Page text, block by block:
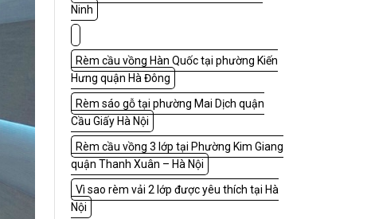
Ninh
Rèm cầu vồng Hàn Quốc tại phường Kiến
Hưng quận Hà Đông
Rèm sáo gỗ tại phường Mai Dịch quận
Cầu Giấy Hà Nội
Rèm cầu vồng 3 lớp tại Phường Kim Giang
quận Thanh Xuân – Hà Nội
Vì sao rèm vải 2 lớp được yêu thích tại Hà
Nội